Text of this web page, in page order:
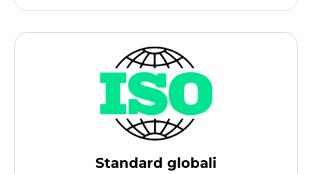
Standard globali